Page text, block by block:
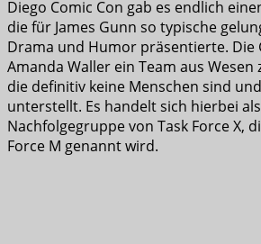
Diego Comic Con gab es endlich
die für James Gunn so typische
Drama und Humor präsentierte. Die
Amanda Waller ein Team aus
die definitiv keine Menschen sind
unterstellt. Es handelt sich hierbei
Nachfolgegruppe von Task Force X,
Force M genannt wird.